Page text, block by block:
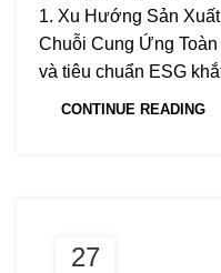
1. Xu Hướng Sản
Chuỗi Cung Ứng
và tiêu chuẩn ESG
CONTINUE READING
27